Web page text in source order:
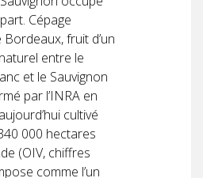
Cépage
fruit d’un
entre le
et le Sauvignon
par l’INRA en
cultivé
000 hectares
(OIV, chiffres
comme l’un